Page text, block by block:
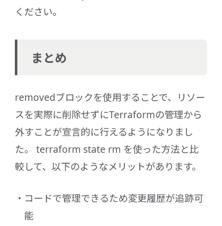
ください。
まとめ
removedブロックを使用することで、リソー
スを実際に削除せずにTerraformの管理から
外すことが宣言的に行えるようになりまし
た。 terraform state rm を使った方法と比
較して、以下のようなメリットがあります。
コードで管理できるため変更履歴が追跡可
能